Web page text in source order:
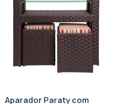
Aparador Paraty com